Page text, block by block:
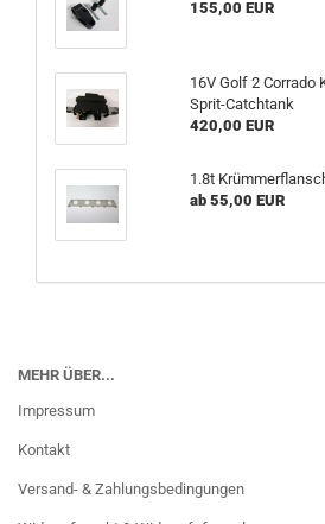
155,00 EUR
16V Golf 2 Corrado
Sprit-Catchtank
420,00 EUR
1.8t
ab 55,00 EUR
MEHR ÜBER...
Impressum
Kontakt
Versand- & Zahlungsbedingungen